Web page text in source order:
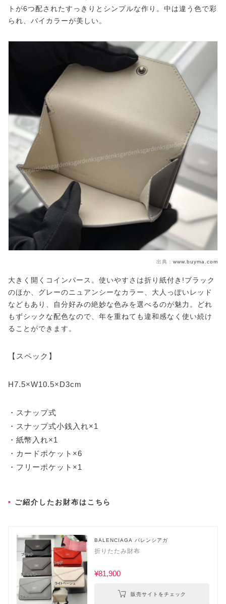
トが6つ配されたすっきりとシンプルな作り。中は違う色で彩
られ、バイカラーが美しい。
出典： www.buyma.com
大きく開くコインパース。使いやすさは折り紙付き!ブラック
のほか、グレーのニュアンシーなカラー、大人っぽいレッド
などもあり、自分好みの絶妙な色みを選べるのが魅力。どれ
もずシックな配色なので、年を重ねても違和感なく使い続け
ることができます。
【スペック】
H7.5×W10.5×D3cm
・スナップ式
・スナップ式小銭入れ×1
・紙幣入れ×1
・カードポケット×6
・フリーポケット×1
ご紹介したお財布はこちら
BALENCIAGA バレンシアガ
折りたたみ財布
¥81,900
販売サイトをチェック